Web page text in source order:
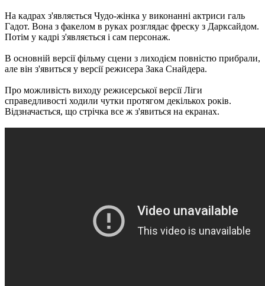
На кадрах з'являється Чудо-жінка у виконанні актриси галь
Гадот. Вона з факелом в руках розглядає фреску з Дарксайдом.
Потім у кадрі з'являється і сам персонаж.
В основній версії фільму сцени з лиходієм повністю прибрали,
але він з'явиться у версії режисера Зака ​​Снайдера.
Про можливість виходу режисерської версії Ліги
справедливості ходили чутки протягом декількох років.
Відзначається, що стрічка все ж з'явиться на екранах.